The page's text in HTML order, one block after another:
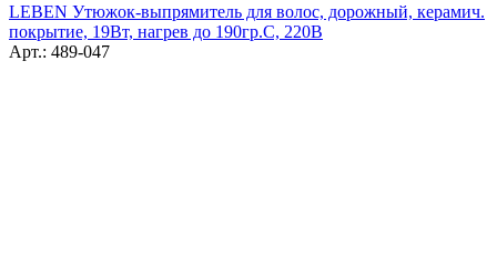
LEBEN Утюжок-выпрямитель для волос, дорожный, керамич.
покрытие, 19Вт, нагрев до 190гр.С, 220В
Арт.: 489-047